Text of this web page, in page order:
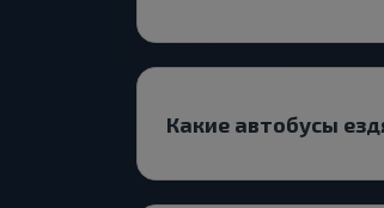
Какие автобусы